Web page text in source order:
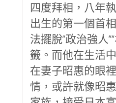
四度拜相，八年
出生的第一個首
法擺脫“政治強人
籤。而他在生活
在妻子昭惠的眼
情，或許就像昭